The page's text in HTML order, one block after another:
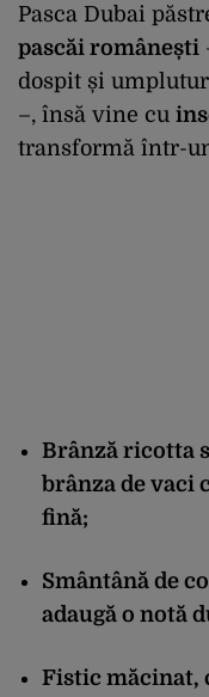
Pasca Dubai
pascăi românești
dospit și
–, însă vine cu
transformă într-
Brânză ricotta
brânza de vaci
fină;
Smântână de
adaugă o notă
Fistic măcinat,